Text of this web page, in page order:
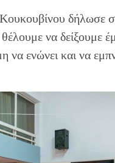
δήλωσε
να δείξουμε
να ενώνει και να